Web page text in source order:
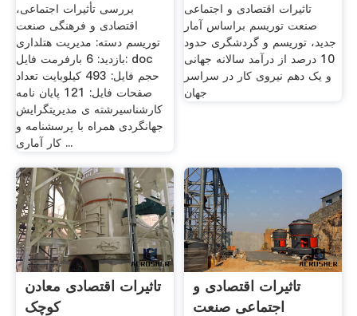
بررسی تأثیرات اجتماعی،
اقتصادی و فرهنگی صنعت
توریسم دسته: مدیریت هتلداری
بازدید: 6 بارفرمت فایل: doc
حجم فایل: 493 کیلوبایت تعداد
صفحات فایل: 121 پایان نامه
کارشناسیرشته ی مدیریتگرایش
جهانگردی همراه با پرسشنامه و
کار آماری ...
تاثیرات اقتصادی و اجتماعی
صنعت توریسم براساس آمار
جدید، توریسم و گردشگری حدود
10 درصد از درآمد سالانه جهانی
و یک دهم نیروی کار در سراسر
جهان
تاثیرات اقتصادی معادن
کوچک
تاثیرات اقتصادی و
اجتماعی صنعت